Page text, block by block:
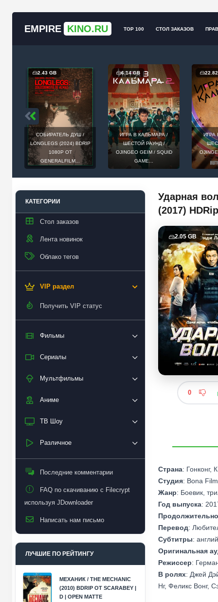
EMPIRE KINO.RU TOP 100 СТОЛ ЗАКАЗОВ
2.43 GB
СОБИРАТЕЛЬ ДУШ /
LONGLEGS (2024) BDRIP
1080P ОТ
GENERALFILM...
6.14 GB
ИГРА В КАЛЬМАРА /
ШЕСТОЙ РАУНД /
OJINGEO GEIM / SQUID
GAME...
ИГРА
КАТЕГОРИИ
Стол заказов
Лента новинок
Облако тегов
VIP раздел
Получить VIP статус
Фильмы
Сериалы
Мультфильмы
Аниме
ТВ Шоу
Различное
Последние комментарии
FAQ по скачиванию с Filecrypt
используя JDownloader
Написать нам письмо
ЛУЧШИЕ ПО РЕЙТИНГУ
МЕХАНИК / THE MECHANIC
(2010) BDRIP ОТ SCARABEY |
D | OPEN MATTE
Ударная
(2017) HDRip
2.05 GB
0
Страна: Гонконг,
Студия: Bona
Жанр: Боевик,
Год выпуска:
Перевод:
Субтитры:
Оригинальная
Режиссер:
В ролях: Джей
Нг, Феликс Вонг,